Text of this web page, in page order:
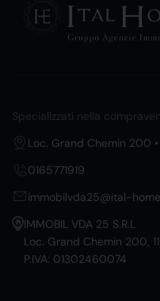
Specializzati nella
Loc. Grand Chemin 200 •
0165771919
immobilvda25@ital-
IMMOBIL VDA 25 S.R.L
Loc. Grand Chemin 200,
P.IVA: 01302460074